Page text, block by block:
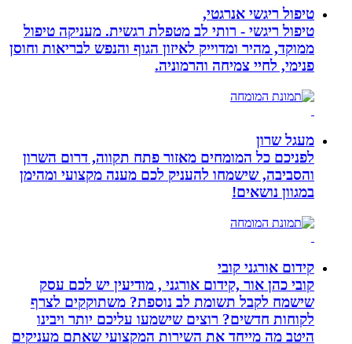
טיפול ריגשי אנרגטי,
טיפול ריגשי - רותי לב מטפלת רגשית. מעניקה טיפול
ממוקד, מהיר ומדוייק לאיזון הגוף והנפש לבריאות וחוסן
פנימי, לחיי צמיחה והרמוניה.
מעגל שרון
לפניכם כל המומחים מאזור פתח תקווה, דרום השרון
והסביבה, שישמחו להעניק לכם מענה מקצועי ומהימן
במגוון נושאים!
קידום אורגני קובי
קובי כהן אור ,קידום אורגני , מודיעין יש לכם עסק
שישמח לקבל תשומת לב נוספת? משתוקקים לצרף
לקוחות חדשים? רוצים שישמעו עליכם יותר ויבינו
היטב מה מייחד את השירות המקצועי שאתם מעניקים